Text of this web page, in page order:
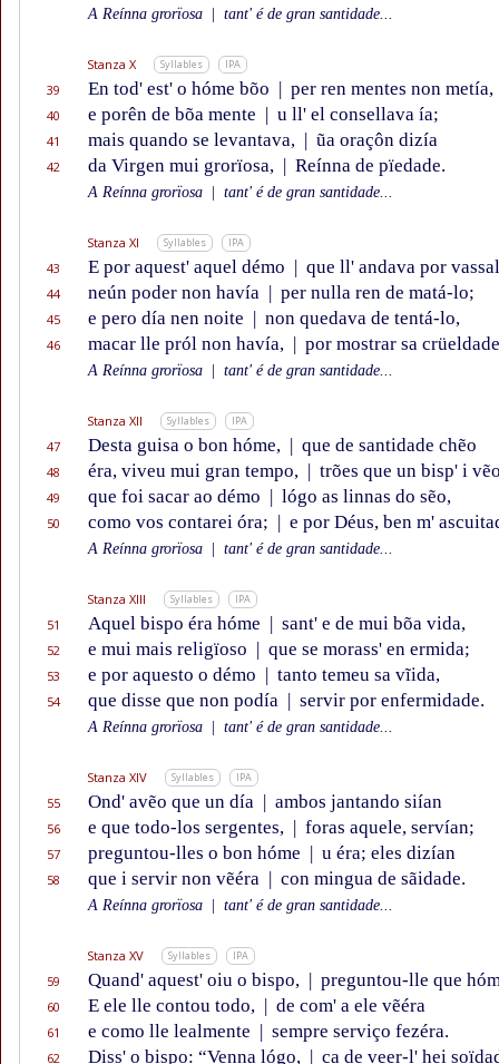
A Reínna grorïosa tant' é de gran santidade...
Stanza X Syllables IPA
39 En tod' est' o hóme bõo | per ren mentes non metía,
40 e porên de bõa mente | u ll' el consellava ía;
41 mais quando se levantava, | ũa oraçôn dizía
42 da Virgen mui grorïosa, | Reínna de pïedade.
A Reínna grorïosa tant' é de gran santidade...
Stanza XI Syllables IPA
43 E por aquest' aquel démo | que ll' andava por
44 neún poder non havía | per nulla ren de matá-lo;
45 e pero día nen noite | non quedava de tentá-lo,
46 macar lle pról non havía, | por mostrar sa
A Reínna grorïosa tant' é de gran santidade...
Stanza XII Syllables IPA
47 Desta guisa o bon hóme, | que de santidade chẽo
48 éra, viveu mui gran tempo, | trões que un bisp' i
49 que foi sacar ao démo | lógo as linnas do sẽo,
50 como vos contarei óra; | e por Déus, ben m'
A Reínna grorïosa tant' é de gran santidade...
Stanza XIII Syllables IPA
51 Aquel bispo éra hóme | sant' e de mui bõa vida,
52 e mui mais religïoso | que se morass' en ermida;
53 e por aquesto o démo | tanto temeu sa vĩida,
54 que disse que non podía | servir por enfermidade.
A Reínna grorïosa tant' é de gran santidade...
Stanza XIV Syllables IPA
55 Ond' avẽo que un día | ambos jantando siían
56 e que todo-los sergentes, | foras aquele, servían;
57 preguntou-lles o bon hóme | u éra; eles dizían
58 que i servir non vẽéra | con mingua de sãidade.
A Reínna grorïosa tant' é de gran santidade...
Stanza XV Syllables IPA
59 Quand' aquest' oiu o bispo, | preguntou-lle que
60 E ele lle contou todo, | de com' a ele vẽéra
61 e como lle lealmente | sempre serviço fezéra.
62 Diss' o bispo: “Venna lógo, | ca de veer-l' hei